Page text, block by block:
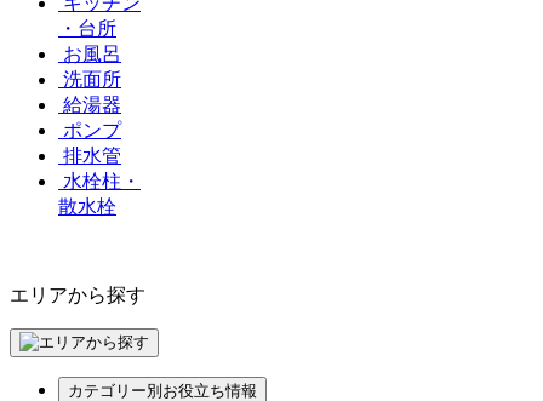
・台所
お風呂
洗面所
給湯器
ポンプ
排水管
水栓柱・
散水栓
エリアから探す
カテゴリー別お役立ち情報